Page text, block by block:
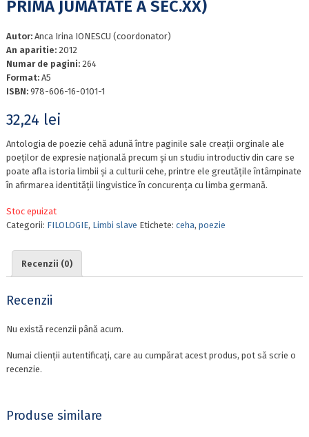
PRIMA JUMĂTATE A SEC.XX)
Autor: Anca Irina IONESCU (coordonator)
An aparitie: 2012
Numar de pagini: 264
Format: A5
ISBN: 978-606-16-0101-1
32,24 lei
Antologia de poezie cehă adună între paginile sale creații orginale ale
poeților de expresie națională precum și un studiu introductiv din care se
poate afla istoria limbii și a culturii cehe, printre ele greutățile întâmpinate
în afirmarea identității lingvistice în concurența cu limba germană.
Stoc epuizat
Categorii: FILOLOGIE, Limbi slave Etichete: ceha, poezie
Recenzii (0)
Recenzii
Nu există recenzii până acum.
Numai clienții autentificați, care au cumpărat acest produs, pot să scrie o
recenzie.
Produse similare